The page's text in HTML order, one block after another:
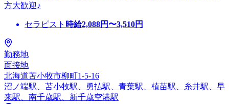
方大歓迎♪
セラピスト 時給2,088円〜3,510円
勤務地
面接地
北海道苫小牧市柳町1-5-16
沼ノ端駅、苫小牧駅、勇払駅、青葉駅、植苗駅、糸井駅、早
来駅、南千歳駅、新千歳空港駅